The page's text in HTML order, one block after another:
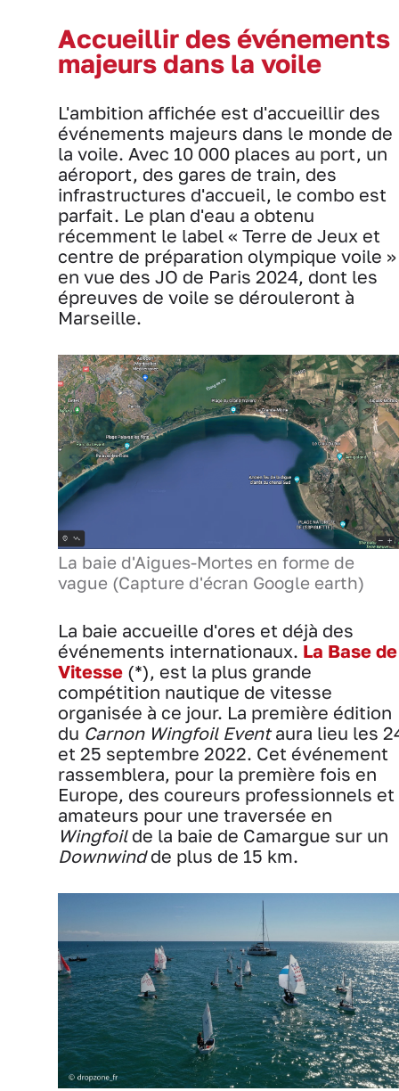
Accueillir des événements
majeurs dans la voile
L'ambition affichée est d'accueillir des
événements majeurs dans le monde de
la voile. Avec 10 000 places au port, un
aéroport, des gares de train, des
infrastructures d'accueil, le combo est
parfait. Le plan d'eau a obtenu
récemment le label « Terre de Jeux et
centre de préparation olympique voile »
en vue des JO de Paris 2024, dont les
épreuves de voile se dérouleront à
Marseille.
La baie d'Aigues-Mortes en forme de
vague (Capture d'écran Google earth)
La baie accueille d'ores et déjà des
événements internationaux. La Base de
Vitesse (*), est la plus grande
compétition nautique de vitesse
organisée à ce jour. La première édition
du Carnon Wingfoil Eventaura lieu les
et 25 septembre 2022. Cet événement
rassemblera, pour la première fois en
Europe, des coureurs professionnels et
amateurs pour une traversée en
Wingfoilde la baie de Camargue sur un
Downwindde plus de 15 km.